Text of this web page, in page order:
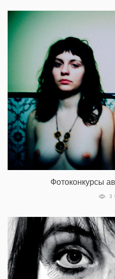
Фотоконкурсы
3